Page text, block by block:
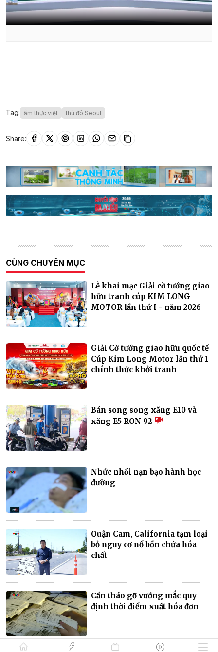
Tag: ẩm thực việt thủ đô Seoul
Share:
CÙNG CHUYÊN MỤC
Lễ khai mạc Giải cờ tướng giao
hữu tranh cúp KIM LONG
MOTOR lần thứ I - năm 2026
Giải Cờ tướng giao hữu quốc tế
Cúp Kim Long Motor lần thứ 1
chính thức khởi tranh
Bán song song xăng E10 và
xăng E5 RON 92
Nhức nhối nạn bạo hành học
đường
Quận Cam, California tạm loại
bỏ nguy cơ nổ bồn chứa hóa
chất
Cần tháo gỡ vướng mắc quy
định thời điểm xuất hóa đơn